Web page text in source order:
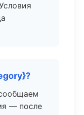
— после